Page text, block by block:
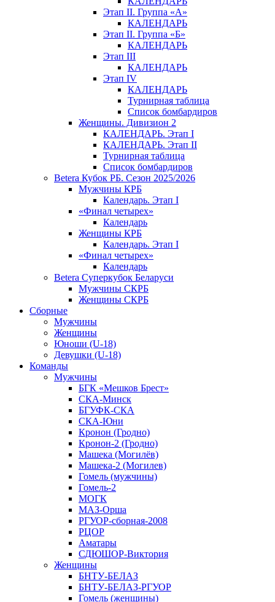
Этап II. Группа «А»
КАЛЕНДАРЬ
Этап II. Группа «Б»
КАЛЕНДАРЬ
Этап III
КАЛЕНДАРЬ
Этап IV
КАЛЕНДАРЬ
Турнирная таблица
Список бомбардиров
Женщины. Дивизион 2
КАЛЕНДАРЬ. Этап I
КАЛЕНДАРЬ. Этап II
Турнирная таблица
Список бомбардиров
Betera Кубок РБ. Сезон 2025/2026
Мужчины КРБ
Календарь. Этап I
«Финал четырех»
Календарь
Женщины КРБ
Календарь. Этап I
«Финал четырех»
Календарь
Betera Суперкубок Беларуси
Мужчины СКРБ
Женщины СКРБ
Сборные
Мужчины
Женщины
Юноши (U-18)
Девушки (U-18)
Команды
Мужчины
БГК «Мешков Брест»
СКА-Минск
БГУФК-СКА
СКА-Юни
Кронон (Гродно)
Кронон-2 (Гродно)
Машека (Могилёв)
Машека-2 (Могилев)
Гомель (мужчины)
Гомель-2
МОГК
МАЗ-Орша
РГУОР-сборная-2008
РЦОР
Аматары
СДЮШОР-Виктория
Женщины
БНТУ-БЕЛАЗ
БНТУ-БЕЛАЗ-РГУОР
Гомель (женщины)